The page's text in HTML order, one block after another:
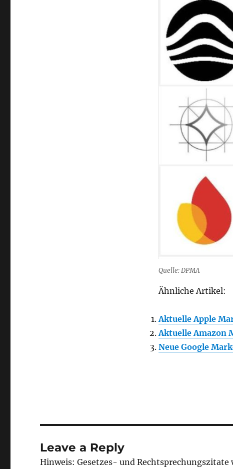
Quelle: DPMA
Ähnliche Artikel:
Aktuelle Apple
Aktuelle Amazon
Neue Google
Leave a Reply
Hinweis: Gesetzes- und